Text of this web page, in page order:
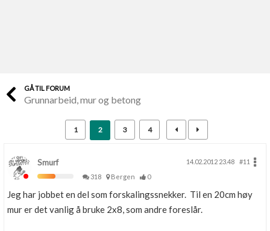
Finn håndverkere
Skaff dokumentasjon som mangler
Kundeservice
Få svar på det du lurer på
GÅ TIL FORUM
Grunnarbeid, mur og betong
1 2 3 4
Smurf 14.02.2012 23.48
#11
318
Bergen 0
Jeg har jobbet en del som forskalingssnekker. Til en 20cm høy
mur er det vanlig å bruke 2x8, som andre foreslår.